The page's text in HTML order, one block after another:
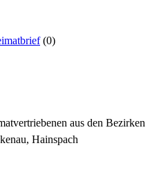
(0)
aus den Bezirken
Hainspach